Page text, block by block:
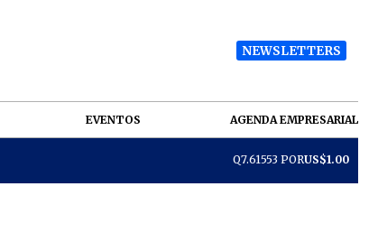
NEWSLETTERS
EVENTOS AGENDA EMPRESARIAL
Q7.61553 PORUS$1.00